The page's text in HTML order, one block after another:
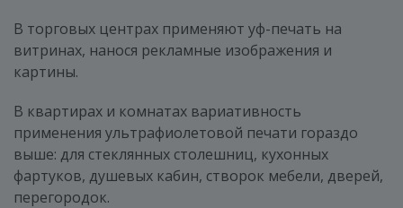
В торговых центрах применяют уф-печать на
витринах, нанося рекламные изображения и
картины.
В квартирах и комнатах вариативность
применения ультрафиолетовой печати гораздо
выше: для стеклянных столешниц, кухонных
фартуков, душевых кабин, створок мебели, дверей,
перегородок.